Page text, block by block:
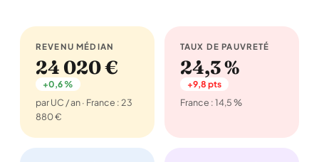
REVENU MÉDIAN
24 020 €
+0,6 %
par UC / an · France : 23
880 €
TAUX DE PAUVRETÉ
24,3 %
+9,8 pts
France : 14,5 %